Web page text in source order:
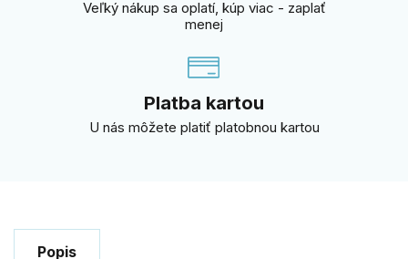
Veľký nákup sa oplatí, kúp viac - zaplať
menej
Platba kartou
U nás môžete platiť platobnou kartou
Popis